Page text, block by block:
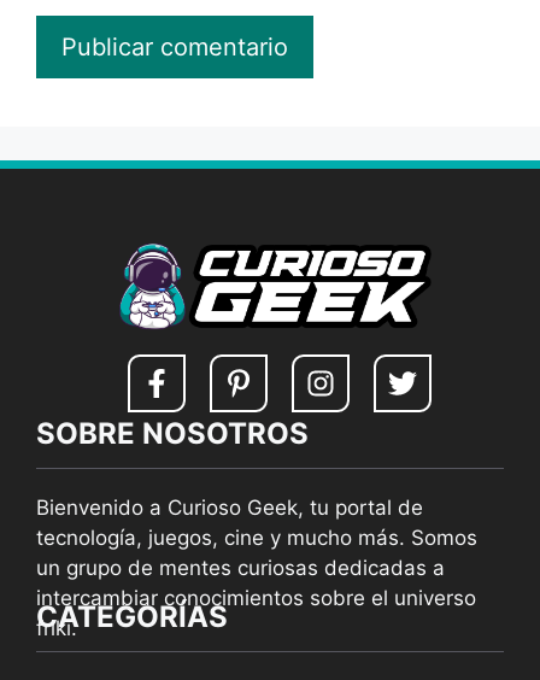
SOBRE NOSOTROS
Bienvenido a Curioso Geek, tu portal de
tecnología, juegos, cine y mucho más. Somos
un grupo de mentes curiosas dedicadas a
intercambiar conocimientos sobre el universo
friki.
CATEGORÍAS